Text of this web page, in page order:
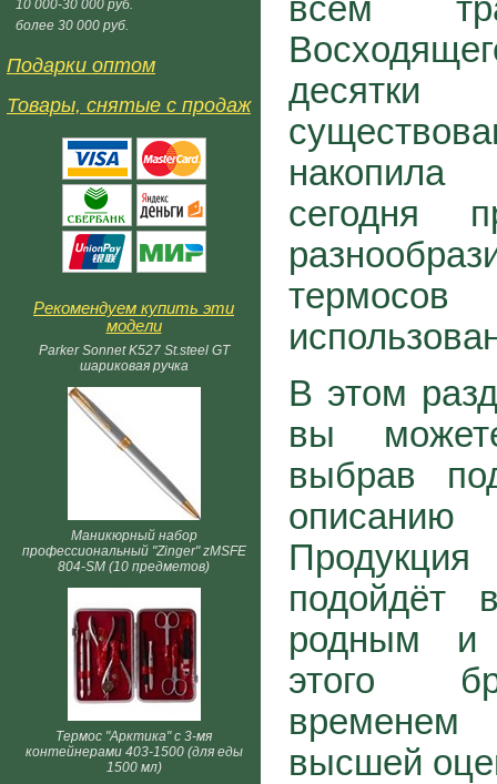
10 000-30 000 руб.
более 30 000 руб.
Подарки оптом
Товары, снятые с продаж
Рекомендуем купить эти
модели
Parker Sonnet K527 St.steel GT
шариковая ручка
Маникюрный набор
профессиональный "Zinger" zMSFE
804-SM (10 предметов)
Термос "Арктика" с 3-мя
контейнерами 403-1500 (для еды
1500 мл)
всем
сегодня
В этом
вы
выбрав
подойдёт
родным и
этого
высшей